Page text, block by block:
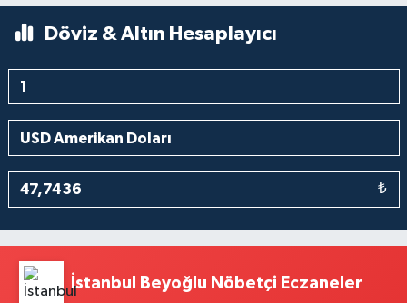
Döviz & Altın Hesaplayıcı
₺
İstanbul Beyoğlu Nöbetçi Eczaneler